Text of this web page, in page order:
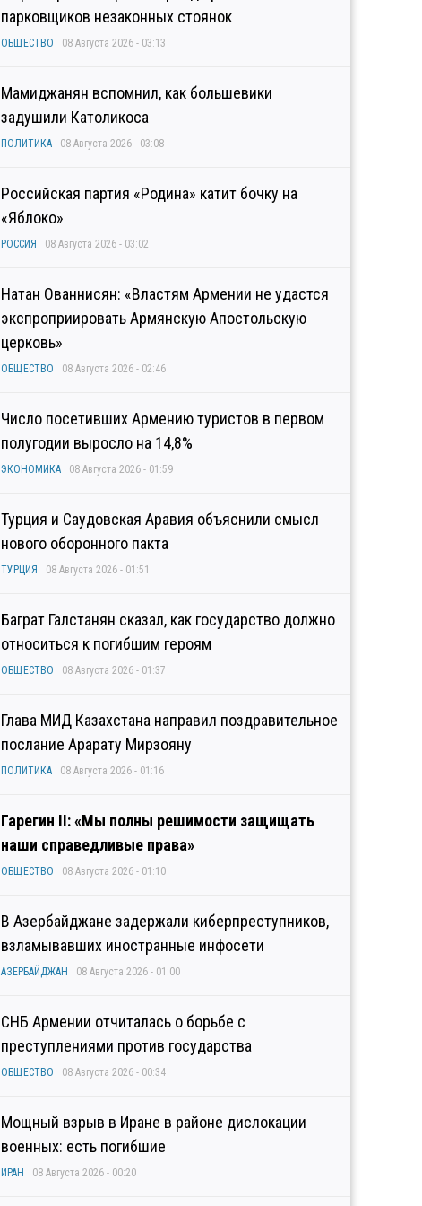
парковщиков незаконных стоянок
ОБЩЕСТВО 08 Августа 2026 - 03:13
Мамиджанян вспомнил, как большевики
задушили Католикоса
ПОЛИТИКА 08 Августа 2026 - 03:08
Российская партия «Родина» катит бочку на
«Яблоко»
РОССИЯ 08 Августа 2026 - 03:02
Натан Ованнисян: «Властям Армении не удастся
экспроприировать Армянскую Апостольскую
церковь»
ОБЩЕСТВО 08 Августа 2026 - 02:46
Число посетивших Армению туристов в первом
полугодии выросло на 14,8%
ЭКОНОМИКА 08 Августа 2026 - 01:59
Турция и Саудовская Аравия объяснили смысл
нового оборонного пакта
ТУРЦИЯ 08 Августа 2026 - 01:51
Баграт Галстанян сказал, как государство должно
относиться к погибшим героям
ОБЩЕСТВО 08 Августа 2026 - 01:37
Глава МИД Казахстана направил поздравительное
послание Арарату Мирзояну
ПОЛИТИКА 08 Августа 2026 - 01:16
Гарегин II: «Мы полны решимости защищать
наши справедливые права»
ОБЩЕСТВО 08 Августа 2026 - 01:10
В Азербайджане задержали киберпреступников,
взламывавших иностранные инфосети
АЗЕРБАЙДЖАН 08 Августа 2026 - 01:00
СНБ Армении отчиталась о борьбе с
преступлениями против государства
ОБЩЕСТВО 08 Августа 2026 - 00:34
Мощный взрыв в Иране в районе дислокации
военных: есть погибшие
ИРАН 08 Августа 2026 - 00:20